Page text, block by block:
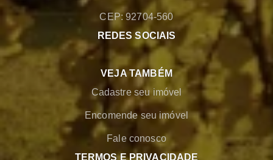
CEP: 92704-560
REDES SOCIAIS
VEJA TAMBÉM
Cadastre seu imóvel
Encomende seu imóvel
Fale conosco
TERMOS E PRIVACIDADE